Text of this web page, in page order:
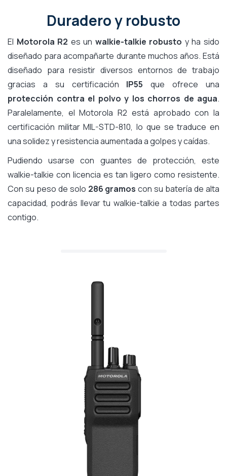
Duradero y robusto
El Motorola R2 es un walkie-talkie robusto y ha sido
diseñado para acompañarte durante muchos años. Está
diseñado para resistir diversos entornos de trabajo
gracias a su certificación IP55 que ofrece una
protección contra el polvo y los chorros de agua.
Paralelamente, el Motorola R2 está aprobado con la
certificación militar MIL-STD-810, lo que se traduce en
una solidez y resistencia aumentada a golpes y caídas.
Pudiendo usarse con guantes de protección, este
walkie-talkie con licencia es tan ligero como resistente.
Con su peso de solo 286 gramos con su batería de alta
capacidad, podrás llevar tu walkie-talkie a todas partes
contigo.